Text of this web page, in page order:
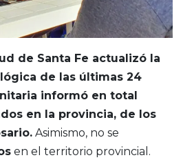
de Santa Fe actualizó la
de las últimas 24
informó en total
en la provincia, de los
Asimismo, no se
en el territorio provincial.